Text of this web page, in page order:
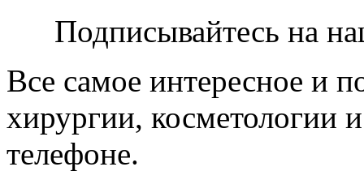
Подписывайтесь на
Все самое интересное и
хирургии, косметологии
телефоне.